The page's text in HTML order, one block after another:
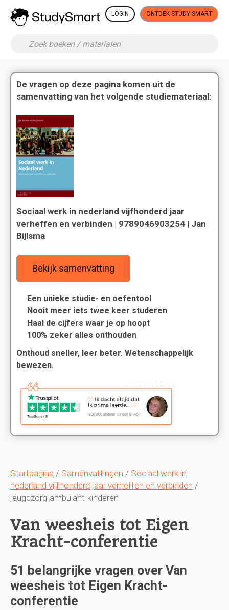
LOGIN ONTDEK STUDY SMART
Startpagina / Samenvattingen / Sociaal werk in
nederland vijfhonderd jaar verheffen en verbinden /
jeugdzorg-ambulant-kinderen
Van weesheis tot Eigen
Kracht-conferentie
51 belangrijke vragen over Van
weesheis tot Eigen Kracht-
conferentie
De vragen op deze pagina komen uit de
samenvatting van het volgende studiemateriaal:
Sociaal werk in nederland vijfhonderd jaar
verheffen en verbinden | 9789046903254 | Jan
Bijlsma
Bekijk samenvatting
Een unieke studie- en oefentool
Nooit meer iets twee keer studeren
Haal de cijfers waar je op hoopt
100% zeker alles onthouden
Onthoud sneller, leer beter. Wetenschappelijk
bewezen.